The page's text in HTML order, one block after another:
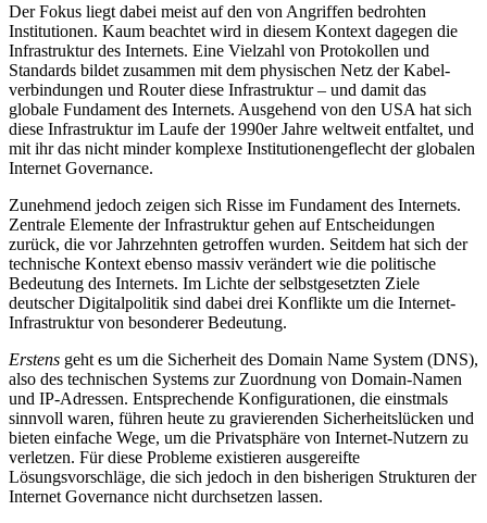
Der Fokus liegt dabei meist auf den von Angriffen bedrohten
Institutionen. Kaum beachtet wird in diesem Kontext dagegen die
Infrastruktur des Inter­nets. Eine Vielzahl von Protokollen und
Standards bildet zusammen mit dem physischen Netz der Kabel­
verbindungen und Router diese Infrastruktur – und damit das
globale Fundament des Internets. Aus­gehend von den USA hat sich
diese Infrastruktur im Laufe der 1990er Jahre weltweit entfaltet, und
mit ihr das nicht minder komplexe Institutionengeflecht der globalen
Internet Governance.
Zunehmend jedoch zeigen sich Risse im Fundament des Internets.
Zentrale Elemente der Infrastruktur gehen auf Entscheidungen
zurück, die vor Jahr­zehnten getroffen wurden. Seitdem hat sich der
technische Kontext ebenso massiv verändert wie die politische
Bedeutung des Internets. Im Lichte der selbstgesetzten Ziele
deutscher Digitalpolitik sind da­bei drei Konflikte um die Internet-
Infrastruktur von besonderer Bedeutung.
Erstens geht es um die Sicherheit des Domain Name System (DNS),
also des technischen Systems zur Zu­ordnung von Domain-Namen
und IP-Adressen. Ent­sprechende Konfigurationen, die einstmals
sinnvoll waren, führen heute zu gravierenden Sicherheits­lücken und
bieten einfache Wege, um die Privat­sphäre von Internet-Nutzern zu
verletzen. Für diese Probleme existieren ausgereifte
Lösungsvorschläge, die sich jedoch in den bisherigen Strukturen der
Internet Governance nicht durchsetzen lassen.